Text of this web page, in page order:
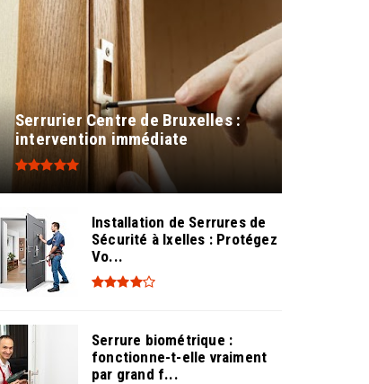
Serrurier Centre de Bruxelles :
intervention immédiate
Installation de Serrures de
Sécurité à Ixelles : Protégez
Vo...
Serrure biométrique :
fonctionne-t-elle vraiment
par grand f...